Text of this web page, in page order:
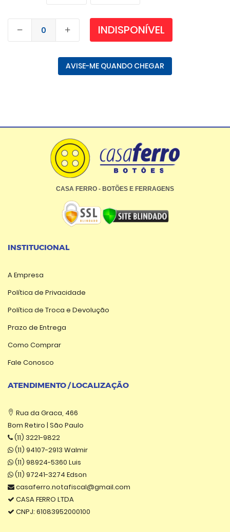
INDISPONÍVEL
AVISE-ME QUANDO CHEGAR
CASA FERRO - BOTÕES E FERRAGENS
INSTITUCIONAL
A Empresa
Política de Privacidade
Política de Troca e Devolução
Prazo de Entrega
Como Comprar
Fale Conosco
ATENDIMENTO / LOCALIZAÇÃO
Rua da Graca, 466
Bom Retiro | São Paulo
(11) 3221-9822
(11) 94107-2913 Walmir
(11) 98924-5360 Luis
(11) 97241-3274 Edson
casaferro.notafiscal@gmail.com
CASA FERRO LTDA
CNPJ: 61083952000100